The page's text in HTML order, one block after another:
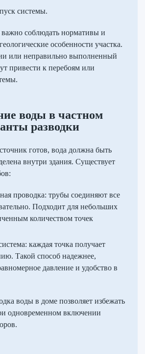
системы.
соблюдать нормативы и
особенности участка.
или неправильно выполненный
привести к перебоям или
воды в частном
разводки
готов, вода должна быть
внутри здания. Существует
проводка: трубы соединяют все
Подходит для небольших
количеством точек
каждая точка получает
Такой способ надежнее,
давление и удобство в
воды в доме позволяет избежать
одновременном включении